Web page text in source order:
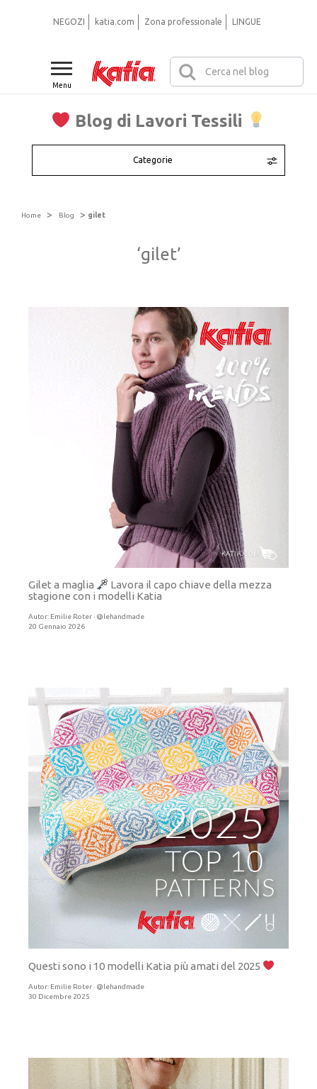
Menu
Blog di Lavori Tessili
Categorie
NEGOZI katia.com Zona professionale LINGUE
Home > Blog > gilet
‘gilet’
Gilet a maglia
Lavora il capo chiave della mezza
stagione con i modelli Katia
Autor: Emilie Roter · @lehandmade
20 Gennaio 2026
Questi sono i 10 modelli Katia più amati del 2025
Autor: Emilie Roter · @lehandmade
30 Dicembre 2025